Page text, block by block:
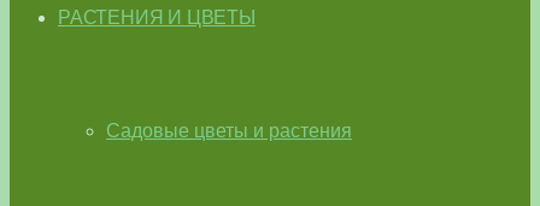
РАСТЕНИЯ И ЦВЕТЫ
Садовые цветы и растения